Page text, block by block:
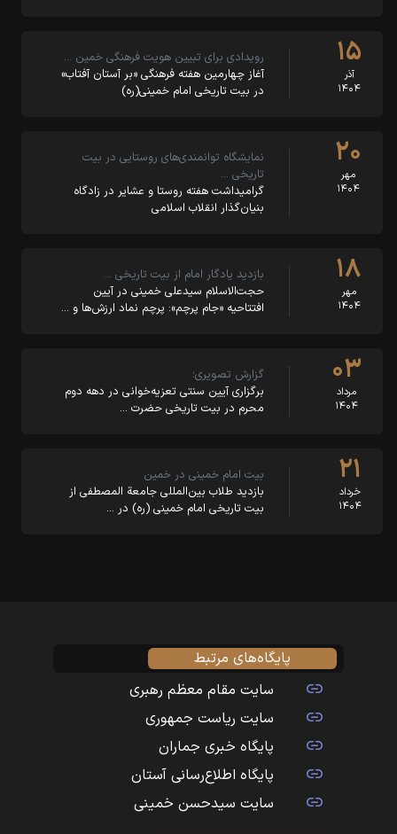
۱۵
آذر
۱۴۰۴
رویدادی برای تبیین هویت فرهنگی خمین …
آغاز چهارمین هفته فرهنگی «بر آستان آفتاب»
در بیت تاریخی امام خمینی(ره)
۲۰
مهر
۱۴۰۴
نمایشگاه توانمندی‌های روستایی در بیت
تاریخی …
گرامیداشت هفته روستا و عشایر در زادگاه
بنیان‌گذار انقلاب اسلامی
۱۸
مهر
۱۴۰۴
بازدید یادگار امام از بیت تاریخی …
حجت‌الاسلام سیدعلی خمینی در آیین
افتتاحیه «جام پرچم»: پرچم نماد ارزش‌ها و …
۰۳
مرداد
۱۴۰۴
گزارش تصویری؛
برگزاری آیین سنتی تعزیه‌خوانی در دهه دوم
محرم در بیت تاریخی حضرت …
۲۱
خرداد
۱۴۰۴
بیت امام خمینی در خمین
بازدید طلاب بین‌المللی جامعة المصطفی از
بیت تاریخی امام خمینی (ره) در …
پایگاه‌های مرتبط
سایت مقام معظم رهبری
سایت ریاست جمهوری
پایگاه خبری جماران
پایگاه اطلاع‌رسانی آستان
سایت سیدحسن خمینی